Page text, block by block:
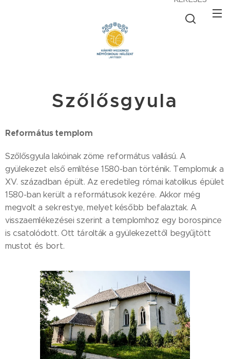
Szőlősgyula
Református templom
Szőlősgyula lakóinak zöme református vallású. A
gyülekezet első említése 1580-ban történik. Templomuk a
XV. században épült. Az eredetileg római katolikus épület
1580-ban került a reformátusok kezére. Akkor még
megvolt a sekrestye, melyet később befalaztak. A
visszaemlékezései szerint a templomhoz egy borospince
is csatolódott. Ott tárolták a gyülekezettől begyűjtött
mustot és bort.